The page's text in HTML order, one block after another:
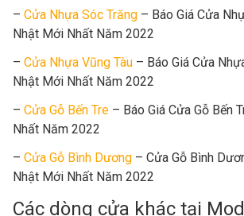
– Cửa Nhựa Sóc Trăng – Báo Giá Cửa
Nhật Mới Nhất Năm 2022
– Cửa Nhựa Vũng Tàu – Báo Giá Cửa
Nhật Mới Nhất Năm 2022
– Cửa Gỗ Bến Tre – Báo Giá Cửa Gỗ Bến
Nhất Năm 2022
– Cửa Gỗ Bình Dương – Cửa Gỗ Bình
Nhật Mới Nhất Năm 2022
Các dòng cửa khác tại